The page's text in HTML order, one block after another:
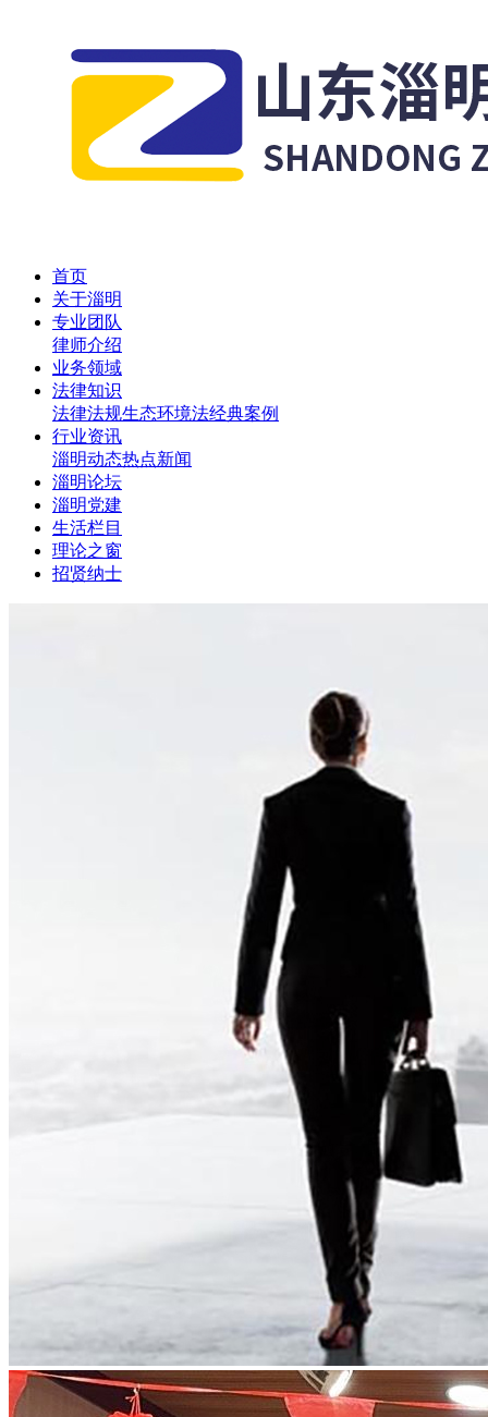
首页
关于淄明
专业团队
律师介绍
业务领域
法律知识
法律法规生态环境法经典案例
行业资讯
淄明动态热点新闻
淄明论坛
淄明党建
生活栏目
理论之窗
招贤纳士